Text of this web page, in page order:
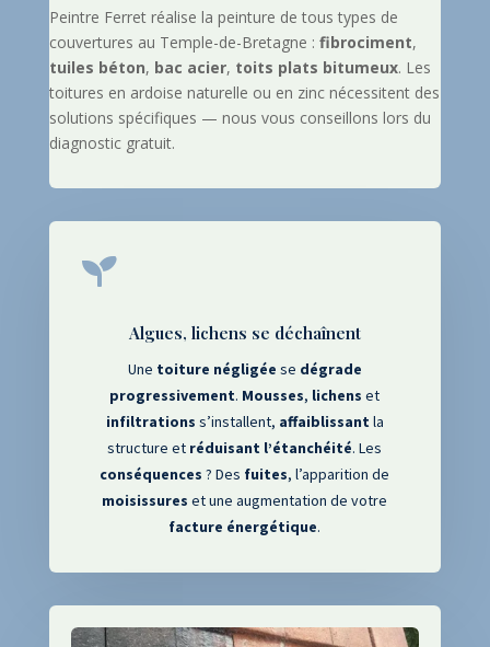
Peintre Ferret réalise la peinture de tous types de
couvertures au Temple-de-Bretagne : fibrociment,
tuiles béton, bac acier, toits plats bitumeux. Les
toitures en ardoise naturelle ou en zinc nécessitent des
solutions spécifiques — nous vous conseillons lors du
diagnostic gratuit.

Algues, lichens se déchaînent
Une toiture négligée se dégrade
progressivement. Mousses, lichens et
infiltrations s’installent, affaiblissant la
structure et réduisant l’étanchéité. Les
conséquences ? Des fuites, l’apparition de
moisissures et une augmentation de votre
facture énergétique.